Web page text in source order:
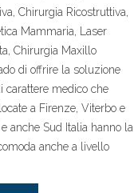
Chirurgia Ricostruttiva,
Mammaria, Laser
Chirurgia Maxillo
di offrire la soluzione
carattere medico che
a Firenze, Viterbo e
anche Sud Italia hanno la
anche a livello